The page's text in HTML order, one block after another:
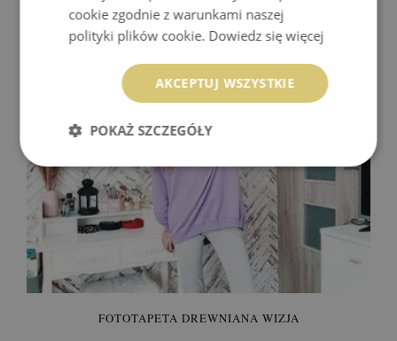
Cena: 849.99 zł KUP
FOTOTAPETA DREWNIANA WIZJA
cookie zgodnie z warunkami naszej
polityki plików cookie. Dowiedz się więcej
AKCEPTUJ WSZYSTKIE
POKAŻ SZCZEGÓŁY